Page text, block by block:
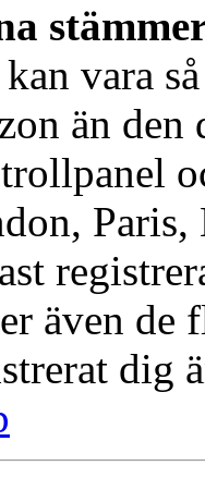
vara
än
Paris,
även de
dig